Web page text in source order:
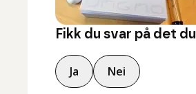
Fikk du svar på det
Ja Nei